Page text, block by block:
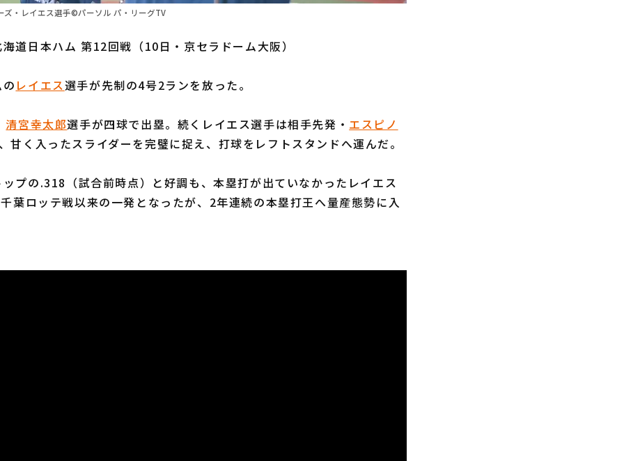
ズ・レイエス選手©パーソル パ・リーグTV
道日本ハム 第12回戦（10日・京セラドーム大阪）
レイエス選手が先制の4号2ランを放った。
清宮幸太郎選手が四球で出塁。続くレイエス選手は相手先発・ エスピノ
甘く入ったスライダーを完璧に捉え、打球をレフトスタンドへ運んだ。
プの.318（試合前時点）と好調も、本塁打が出ていなかったレイエス
葉ロッテ戦以来の一発となったが、2年連続の本塁打王へ量産態勢に入